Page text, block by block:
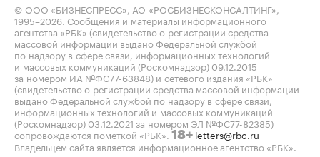
© ООО «БИЗНЕСПРЕСС», АО «РОСБИЗНЕСКОНСАЛТИНГ»,
1995–2026 . Сообщения и материалы информационного
агентства «РБК» (свидетельство о регистрации средства
массовой информации выдано Федеральной службой
по надзору в сфере связи, информационных технологий
и массовых коммуникаций (Роскомнадзор) 09.12.2015
за номером ИА №ФС77-63848) и сетевого издания «РБК»
(свидетельство о регистрации средства массовой информации
выдано Федеральной службой по надзору в сфере связи,
информационных технологий и массовых коммуникаций
(Роскомнадзор) 03.12.2021 за номером ЭЛ №ФС77-82385)
сопровождаются пометкой «РБК». 18+ letters@rbc.ru
Владельцем сайта является информационное агентство «РБК».